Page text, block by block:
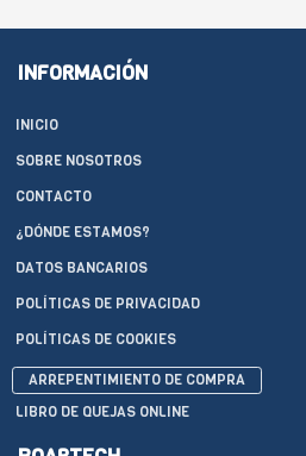
INFORMACIÓN
INICIO
SOBRE NOSOTROS
CONTACTO
¿DÓNDE ESTAMOS?
DATOS BANCARIOS
POLÍTICAS DE PRIVACIDAD
POLÍTICAS DE COOKIES
ARREPENTIMIENTO DE COMPRA
LIBRO DE QUEJAS ONLINE